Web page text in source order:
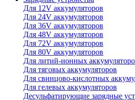
Для 12V аккумуляторов
Для 24V аккумуляторов
Для 36V аккумуляторов
Для 48V аккумуляторов
Для 72V аккумуляторов
Для 80V аккумуляторов
Для литий-ионных
Для тяговых аккумуляторов
Для свинцово-кислотных
Для гелевых аккумуляторов
Десульфатирующие зарядные